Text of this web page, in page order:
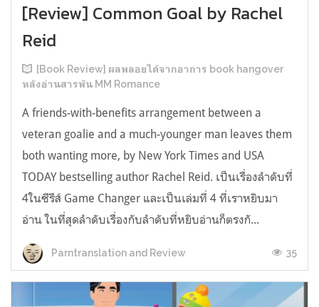
[Review] Common Goal by Rachel
Reid
[Book Review] ผลพลอยได้จากอาการ book hangover
หลังอ่านสารพัน MM Romance
A friends-with-benefits arrangement between a
veteran goalie and a much-younger man leaves them
both wanting more, by New York Times and USA
TODAY bestselling author Rachel Reid. เป็นเรื่องลำดับที่
4ในซีรีส์ Game Changer และเป็นเล่มที่ 4 ที่เราหยิบมา
อ่าน ในที่สุดลำดับเรื่องกับลำดับที่หยิบอ่านก็ตรงกั...
Parntranslation and Review 35